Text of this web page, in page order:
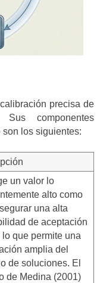
precisa de
componentes
los siguientes:
un valor lo
alto como
una alta
de aceptación
que permite una
amplia del
de soluciones. El
de Medina (2001)